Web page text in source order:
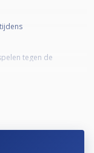
tegen de
West in totaal 1
vervolgens in